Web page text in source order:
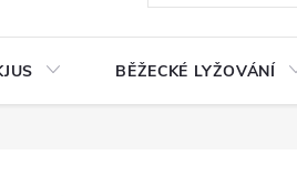
BĚŽECKÉ LYŽOVÁNÍ